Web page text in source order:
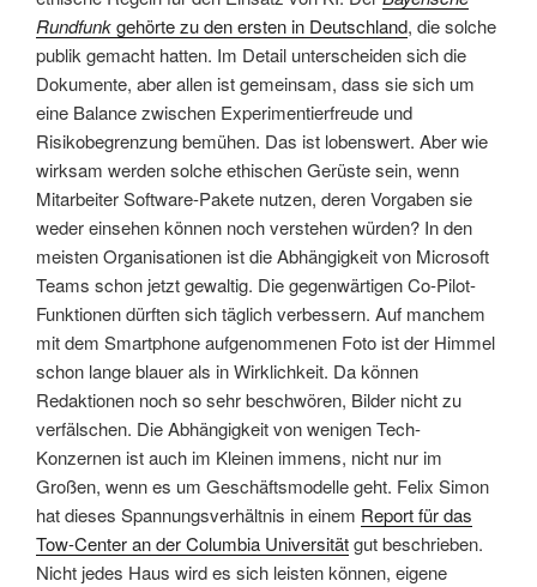
Rundfunkgehörte zu den ersten in Deutschland, die solche
publik gemacht hatten. Im Detail unterscheiden sich die
Dokumente, aber allen ist gemeinsam, dass sie sich um
eine Balance zwischen Experimentierfreude und
Risikobegrenzung bemühen. Das ist lobenswert. Aber wie
wirksam werden solche ethischen Gerüste sein, wenn
Mitarbeiter Software-Pakete nutzen, deren Vorgaben sie
weder einsehen können noch verstehen würden? In den
meisten Organisationen ist die Abhängigkeit von Microsoft
Teams schon jetzt gewaltig. Die gegenwärtigen Co-Pilot-
Funktionen dürften sich täglich verbessern. Auf manchem
mit dem Smartphone aufgenommenen Foto ist der Himmel
schon lange blauer als in Wirklichkeit. Da können
Redaktionen noch so sehr beschwören, Bilder nicht zu
verfälschen. Die Abhängigkeit von wenigen Tech-
Konzernen ist auch im Kleinen immens, nicht nur im
Großen, wenn es um Geschäftsmodelle geht. Felix Simon
hat dieses Spannungsverhältnis in einem Report für das
Tow-Center an der Columbia Universitätgut beschrieben.
Nicht jedes Haus wird es sich leisten können, eigene